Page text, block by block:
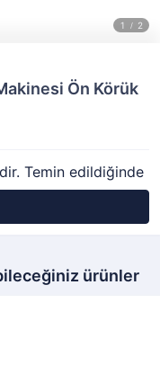
Ön Körük
Temin edildiğinde
ürünler